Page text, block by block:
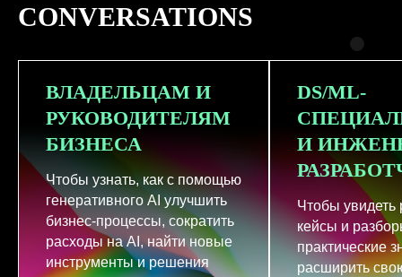
CONVERSATIONS
ВЛАДЕЛЬЦАМ И
РУКОВОДИТЕЛЯМ
БИЗНЕСА
Чтобы узнать, как с помощью
генеративного AI улучшить
бизнес-процессы, сократить
расходы на AI, найти новые
инструменты и решения
DS/ML-
И
Чтобы увидеть
кейсы и
практические
расширить